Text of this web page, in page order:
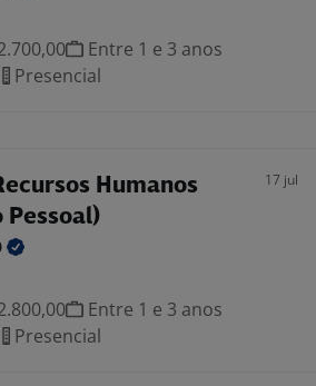
Entre 1 e 3 anos
Presencial
Humanos
17 jul
Entre 1 e 3 anos
Presencial